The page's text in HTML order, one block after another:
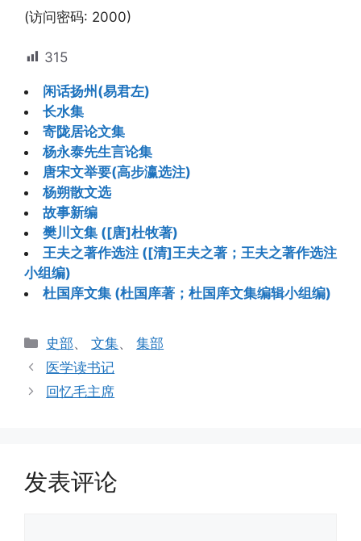
(访问密码: 2000)
315
闲话扬州(易君左)
长水集
寄陇居论文集
杨永泰先生言论集
唐宋文举要(高步瀛选注)
杨朔散文选
故事新编
樊川文集 ([唐]杜牧著)
王夫之著作选注 ([清]王夫之著；王夫之著作选注
小组编)
杜国庠文集 (杜国庠著；杜国庠文集编辑小组编)
分
类
史部、文集、集部
医学读书记
回忆毛主席
发表评论